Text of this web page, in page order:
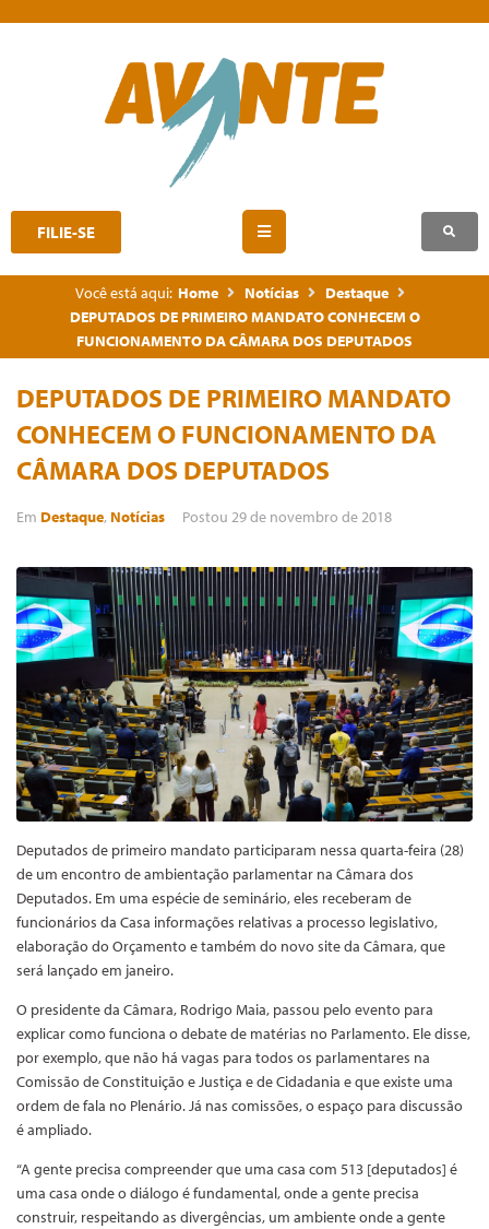
FILIE-SE
Você está aqui: Home Notícias
Destaque
DEPUTADOS DE PRIMEIRO MANDATO CONHECEM O
FUNCIONAMENTO DA CÂMARA DOS DEPUTADOS
DEPUTADOS DE PRIMEIRO MANDATO
CONHECEM O FUNCIONAMENTO DA
CÂMARA DOS DEPUTADOS
Em Destaque, Notícias Postou 29 de novembro de 2018
Deputados de primeiro mandato participaram nessa quarta-feira (28)
de um encontro de ambientação parlamentar na Câmara dos
Deputados. Em uma espécie de seminário, eles receberam de
funcionários da Casa informações relativas a processo legislativo,
elaboração do Orçamento e também do novo site da Câmara, que
será lançado em janeiro.
O presidente da Câmara, Rodrigo Maia, passou pelo evento para
explicar como funciona o debate de matérias no Parlamento. Ele disse,
por exemplo, que não há vagas para todos os parlamentares na
Comissão de Constituição e Justiça e de Cidadania e que existe uma
ordem de fala no Plenário. Já nas comissões, o espaço para discussão
é ampliado.
“A gente precisa compreender que uma casa com 513 [deputados] é
uma casa onde o diálogo é fundamental, onde a gente precisa
construir, respeitando as divergências, um ambiente onde a gente